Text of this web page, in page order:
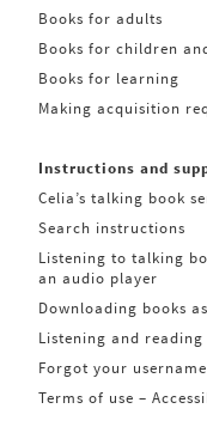
Books for adults
Books for children
Books for learning
Making acquisition
Instructions and
Celia’s talking book
Search instructions
Listening to talking
an audio player
Downloading books
Listening and reading
Forgot your
Terms of use –